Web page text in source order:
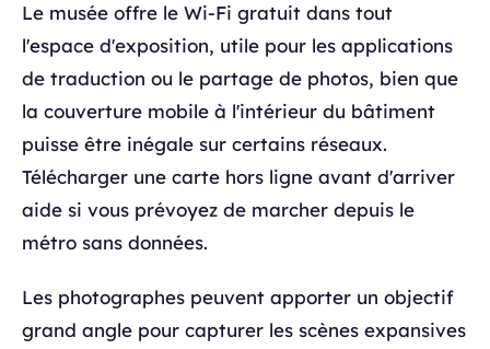
Le musée offre le Wi-Fi gratuit dans tout
l'espace d'exposition, utile pour les applications
de traduction ou le partage de photos, bien que
la couverture mobile à l'intérieur du bâtiment
puisse être inégale sur certains réseaux.
Télécharger une carte hors ligne avant d'arriver
aide si vous prévoyez de marcher depuis le
métro sans données.
Les photographes peuvent apporter un objectif
grand angle pour capturer les scènes expansives